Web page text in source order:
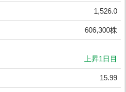
1,526.0
606,300株
上昇1日目
15.99